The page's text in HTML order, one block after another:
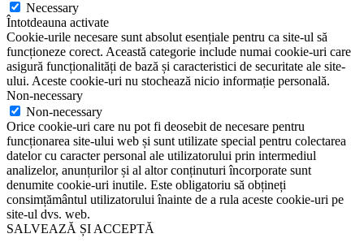
Necessary
Întotdeauna activate
Cookie-urile necesare sunt absolut esențiale pentru ca site-ul să
funcționeze corect. Această categorie include numai cookie-uri care
asigură funcționalități de bază și caracteristici de securitate ale site-
ului. Aceste cookie-uri nu stochează nicio informație personală.
Non-necessary
Non-necessary
Orice cookie-uri care nu pot fi deosebit de necesare pentru
funcționarea site-ului web și sunt utilizate special pentru colectarea
datelor cu caracter personal ale utilizatorului prin intermediul
analizelor, anunțurilor și al altor conținuturi încorporate sunt
denumite cookie-uri inutile. Este obligatoriu să obțineți
consimțământul utilizatorului înainte de a rula aceste cookie-uri pe
site-ul dvs. web.
SALVEAZĂ ȘI ACCEPTĂ